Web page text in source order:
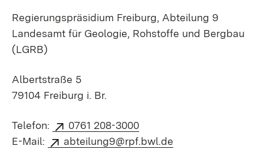
Regierungspräsidium Freiburg, Abteilung 9
Landesamt für Geologie, Rohstoffe und Bergbau
(LGRB)
Albertstraße 5
79104 Freiburg i. Br.
Telefon:
0761 208-3000
E-Mail:
abteilung9@rpf.bwl.de